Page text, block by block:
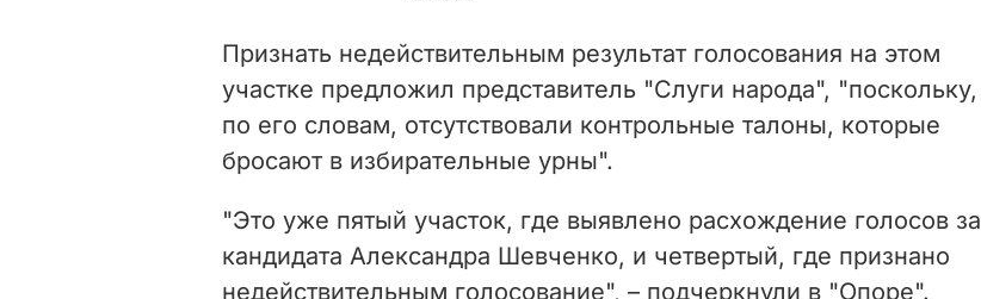
Признать недействительным результат голосования на этом
участке предложил представитель "Слуги народа", "поскольку,
по его словам, отсутствовали контрольные талоны, которые
бросают в избирательные урны".
"Это уже пятый участок, где выявлено расхождение голосов за
кандидата Александра Шевченко, и четвертый, где признано
недействительным голосование", – подчеркнули в "Опоре".